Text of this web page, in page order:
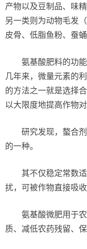
产物以及豆制品、味
另一类则为动物毛发
皮骨、低脂鱼粉、蚕
氨基酸肥料的功
几年来，微量元素的
的方法之一就是选择
以大限度地提高作物对
研究发现，螯合
的一种。
其不仅稳定常数
扰，可被作物直接吸收
氨基酸微肥用于
质、减低农药残留、